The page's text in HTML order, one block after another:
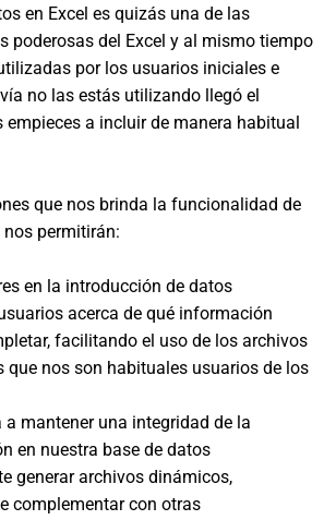
en Excel es quizás una de las
poderosas del Excel y al mismo tiempo
por los usuarios iniciales e
no las estás utilizando llegó el
a incluir de manera habitual
que nos brinda la funcionalidad de
permitirán:
en la introducción de datos
acerca de qué información
facilitando el uso de los archivos
que nos son habituales usuarios de los
a mantener una integridad de la
en nuestra base de datos
generar archivos dinámicos,
complementar con otras